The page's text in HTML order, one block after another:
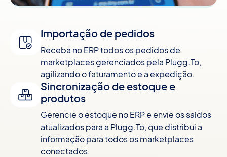
Importação de pedidos
Receba no ERP todos os pedidos de
marketplaces gerenciados pela Plugg.To,
agilizando o faturamento e a expedição.
Sincronização de estoque e
produtos
Gerencie o estoque no ERP e envie os saldos
atualizados para a Plugg.To, que distribui a
informação para todos os marketplaces
conectados.